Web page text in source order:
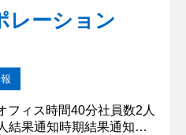
掘質問】 ○○の運営では
深堀質問回答】 ○○の企
レーション
フィス時間40分社員数2人
結果通知時期結果通知方